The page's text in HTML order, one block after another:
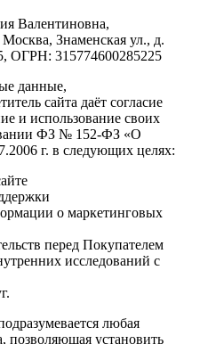
Валентиновна,
Знаменская ул., д.
ОГРН: 315774600285225
данные,
сайта даёт согласие
и использование своих
ФЗ № 152-ФЗ «О
г. в следующих целях:
о маркетинговых
перед Покупателем
исследований с
любая
позволяющая установить